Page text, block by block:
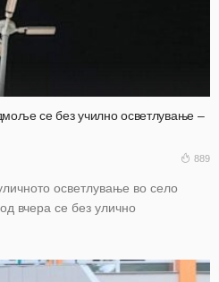
се без училно осветлување –
889
осветлување во село
вчера се без улично